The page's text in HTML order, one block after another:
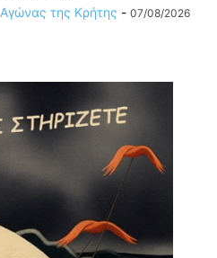
Αγώνας της Κρήτης - 07/08/2026